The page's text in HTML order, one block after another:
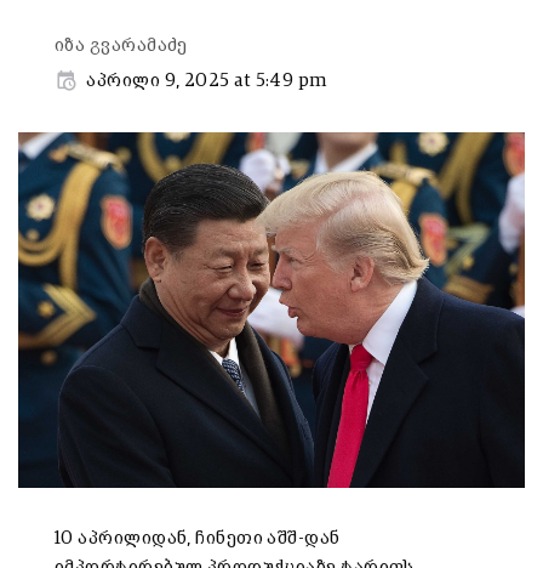
იზა გვარამაძე
აპრილი 9, 2025 at 5:49 pm
10 აპრილიდან, ჩინეთი აშშ-დან